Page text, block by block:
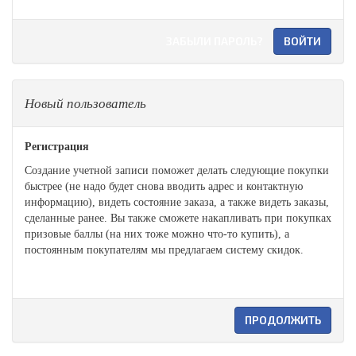
Новый пользователь
Регистрация
Создание учетной записи поможет делать следующие покупки
быстрее (не надо будет снова вводить адрес и контактную
информацию), видеть состояние заказа, а также видеть заказы,
сделанные ранее. Вы также сможете накапливать при покупках
призовые баллы (на них тоже можно что-то купить), а
постоянным покупателям мы предлагаем систему скидок.
ПРОДОЛЖИТЬ